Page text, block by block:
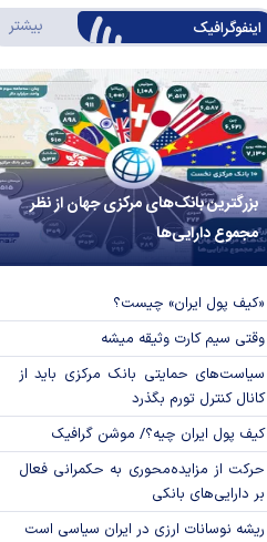
اینفوگرافیک بیشتر
بزرگترین بانک‌های مرکزی جهان از نظر
مجموع دارایی‌ها
«کیف پول ایران» چیست؟
وقتی سیم کارت وثیقه میشه
سیاست‌های حمایتی بانک مرکزی باید از
کانال کنترل تورم بگذرد
کیف پول ایران چیه؟/ موشن گرافیک
حرکت از مزایده‌محوری به حکمرانی فعال
بر دارایی‌های بانکی
ریشه نوسانات ارزی در ایران سیاسی است